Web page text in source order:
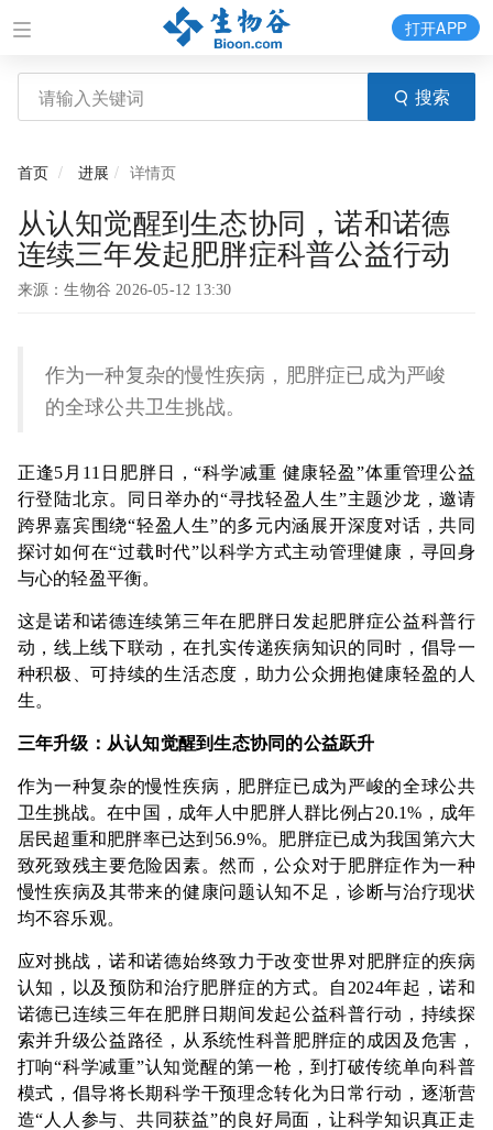
搜索
打开APP
首页 进展 详情页
从认知觉醒到生态协同，诺和诺德
连续三年发起肥胖症科普公益行动
来源：生物谷 2026-05-12 13:30
作为一种复杂的慢性疾病，肥胖症已成为严峻
的全球公共卫生挑战。
正逢5月11日肥胖日，“科学减重 健康轻盈”体重管理公益
行登陆北京。同日举办的“寻找轻盈人生”主题沙龙，邀请
跨界嘉宾围绕“轻盈人生”的多元内涵展开深度对话，共同
探讨如何在“过载时代”以科学方式主动管理健康，寻回身
与心的轻盈平衡。
这是诺和诺德连续第三年在肥胖日发起肥胖症公益科普行
动，线上线下联动，在扎实传递疾病知识的同时，倡导一
种积极、可持续的生活态度，助力公众拥抱健康轻盈的人
生。
三年升级：从认知觉醒到生态协同的公益跃升
作为一种复杂的慢性疾病，肥胖症已成为严峻的全球公共
卫生挑战。在中国，成年人中肥胖人群比例占20.1%，成年
居民超重和肥胖率已达到56.9%。肥胖症已成为我国第六大
致死致残主要危险因素。然而，公众对于肥胖症作为一种
慢性疾病及其带来的健康问题认知不足，诊断与治疗现状
均不容乐观。
应对挑战，诺和诺德始终致力于改变世界对肥胖症的疾病
认知，以及预防和治疗肥胖症的方式。自2024年起，诺和
诺德已连续三年在肥胖日期间发起公益科普行动，持续探
索并升级公益路径，从系统性科普肥胖症的成因及危害，
打响“科学减重”认知觉醒的第一枪，到打破传统单向科普
模式，倡导将长期科学干预理念转化为日常行动，逐渐营
造“人人参与、共同获益”的良好局面，让科学知识真正走